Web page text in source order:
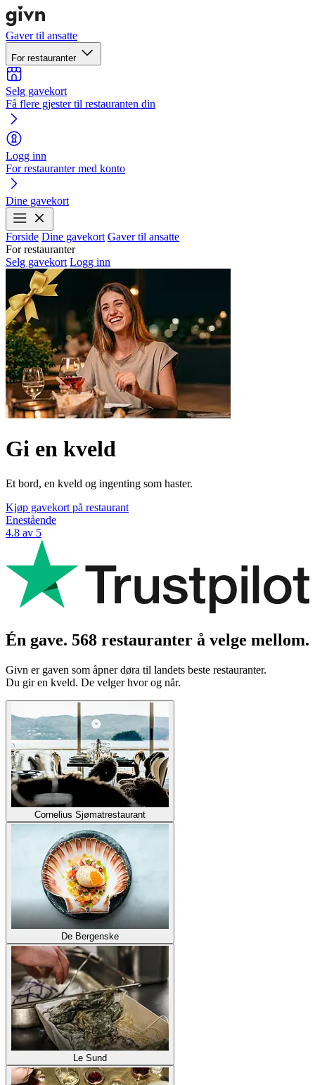
Gaver til ansatte
For restauranter
Selg gavekort
Få flere gjester til restauranten din
Logg inn
For restauranter med konto
Dine gavekort
Forside Dine gavekort Gaver til ansatte
For restauranter
Selg gavekort Logg inn
Gi en kveld
Et bord, en kveld og ingenting som haster.
Kjøp gavekort på restaurant
Enestående
4.8 av 5
Én gave. 568 restauranter å velge mellom.
Givn er gaven som åpner døra til landets beste restauranter.
Du gir en kveld. De velger hvor og når.
Cornelius Sjømatrestaurant
De Bergenske
Le Sund